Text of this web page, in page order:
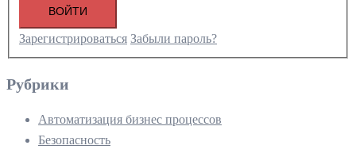
ВОЙТИ
Зарегистрироваться Забыли пароль?
Рубрики
Автоматизация бизнес процессов
Безопасность